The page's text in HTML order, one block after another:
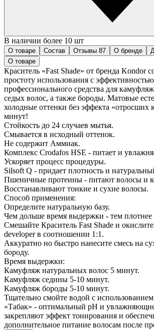
В наличии более 10 шт
О товаре Состав Отзывы 87 О бренде
О товаре
Краситель «Fast Shade» от бренда Kondor
простоту использования с эффективностью
профессионального средства для
седых волос, а также бороды. Матовые
холодные оттенки без эффекта «отросших
минут!
Стойкость до 24 случаев мытья.
Смывается в исходный оттенок.
Не содержит Аммиак.
Комплекс Crodafos HSE - питает и
Ускоряет процесс процедуры.
Silsoft Q - придает плотность и
Пшеничные протеины - питают волосы и
Восстанавливают тонкие и сухие волосы.
Способ применения:
Определите натуральную базу.
Чем дольше время выдержки - тем плотнее
Смешайте Краситель Fast Shade и
developer в соотношении 1:1.
Аккуратно но быстро нанесите смесь на
бороду.
Время выдержки:
Камуфляж натуральных волос 5 минут.
Камуфляж седины 5-10 минут.
Камуфляж бороды 5-10 минут.
Тщательно смойте водой с
«Табак» - оптимальный pH и
закрепляют эффект тонирования и
дополнительное питание волосам после